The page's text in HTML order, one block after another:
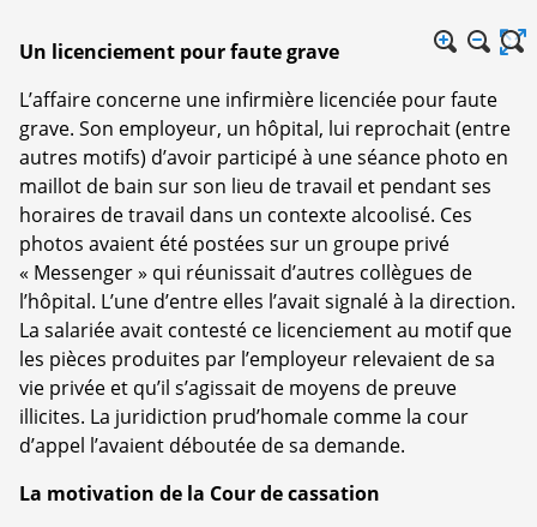
Un licenciement pour faute grave
L’affaire concerne une infirmière licenciée pour faute
grave. Son employeur, un hôpital, lui reprochait (entre
autres motifs) d’avoir participé à une séance photo en
maillot de bain sur son lieu de travail et pendant ses
horaires de travail dans un contexte alcoolisé. Ces
photos avaient été postées sur un groupe privé
« Messenger » qui réunissait d’autres collègues de
l’hôpital. L’une d’entre elles l’avait signalé à la direction.
La salariée avait contesté ce licenciement au motif que
les pièces produites par l’employeur relevaient de sa
vie privée et qu’il s’agissait de moyens de preuve
illicites. La juridiction prud’homale comme la cour
d’appel l’avaient déboutée de sa demande.
La motivation de la Cour de cassation